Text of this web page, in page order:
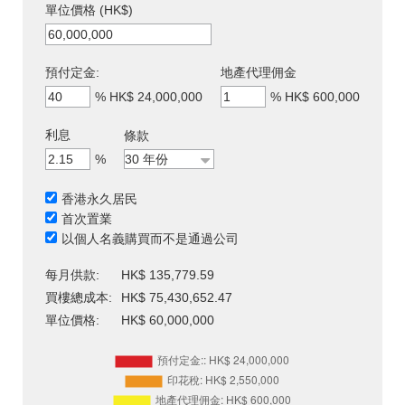
單位價格 (HK$)
預付定金:
% HK$ 24,000,000
地產代理佣金
% HK$ 600,000
利息
%
條款
香港永久居民
首次置業
以個人名義購買而不是通過公司
每月供款:
HK$ 135,779.59
買樓總成本:
HK$ 75,430,652.47
單位價格:
HK$ 60,000,000